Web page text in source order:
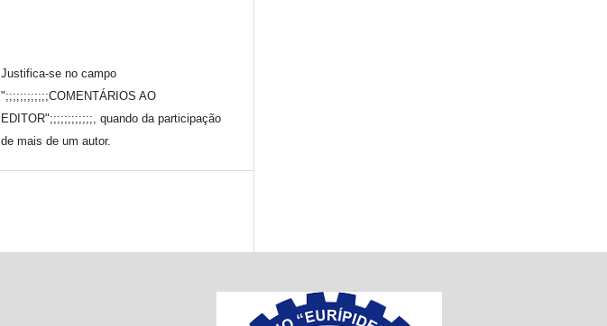
Justifica-se no campo
";;;;;;;;;;;;COMENTÁRIOS AO
EDITOR";;;;;;;;;;;;, quando da participação
de mais de um autor.